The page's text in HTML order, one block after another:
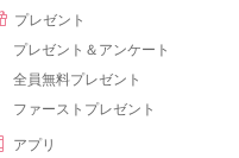
プレゼント
プレゼント＆アンケート
全員無料プレゼント
ファーストプレゼント
アプリ